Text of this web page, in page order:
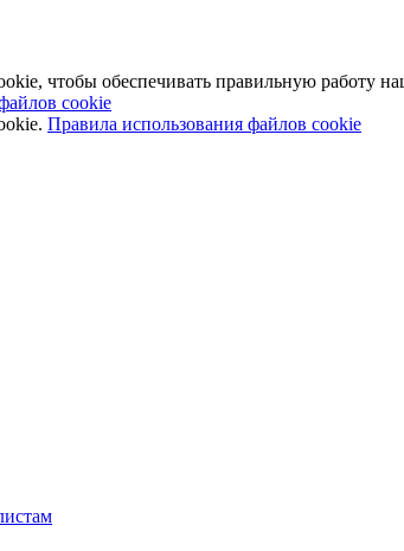
чтобы обеспечивать правильную работу
cookie
Правила использования файлов cookie